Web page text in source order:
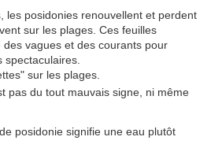
les posidonies renouvellent et perdent
sur les plages. Ces feuilles
vagues et des courants pour
sur les plages.
pas du tout mauvais signe, ni même
posidonie signifie une eau plutôt